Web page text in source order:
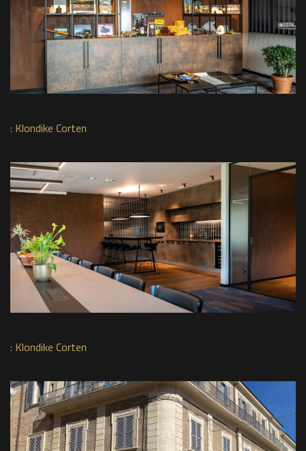
: Klondike Corten
: Klondike Corten